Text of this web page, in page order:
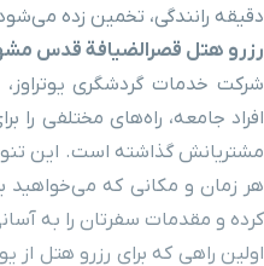
گنبد سبز ۵ دقیقه با خودرو(۲ کیلومتر و ۴۸۱ متر)
کنسولگری کشور تاجیکستان ۴ دقیقه با خودرو(۲ کیلومتر و ۵۰۲ متر)
خیابان خسروی نو ۴ دقیقه با خودرو(۲ کیلومتر و ۵۰۸ متر)
بیمارستان سینا ۴ دقیقه با خودرو(۲ کیلومتر و ۵۱۲ متر)
دقیقه رانندگی، تخمین زده
رزرو هتل قصرالضیافة قدس
شرکت خدمات گردشگری
افراد جامعه، راه‌های مختلفی را
مشتریانش گذاشته است. این
هر زمان و مکانی که می‌خواهید
کرده و مقدمات سفرتان را به
اولین راهی که برای رزرو هتل از